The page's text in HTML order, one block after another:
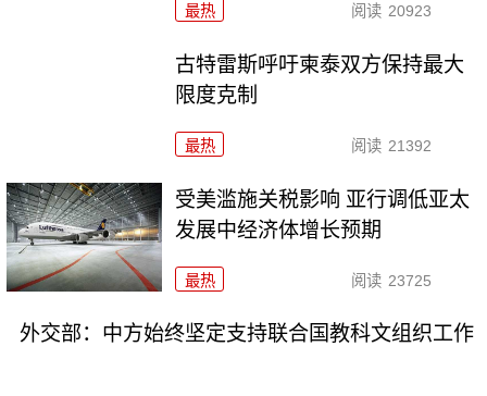
最热 阅读 20923
古特雷斯呼吁柬泰双方保持最大
限度克制
最热 阅读 21392
受美滥施关税影响 亚行调低亚太
发展中经济体增长预期
最热 阅读 23725
外交部：中方始终坚定支持联合国教科文组织工作